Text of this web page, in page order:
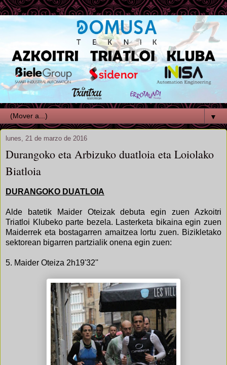
▼
lunes, 21 de marzo de 2016
Durangoko eta Arbizuko duatloia eta Loiolako
Biatloia
DURANGOKO DUATLOIA
Alde batetik Maider Oteizak debuta egin zuen Azkoitri
Triatloi Klubeko parte bezela. Lasterketa bikaina egin zuen
Maiderrek eta bostagarren amaitzea lortu zuen. Bizikletako
sektorean bigarren partzialik onena egin zuen:
5. Maider Oteiza 2h19'32''